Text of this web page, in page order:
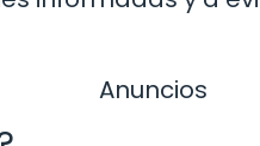
Anuncios